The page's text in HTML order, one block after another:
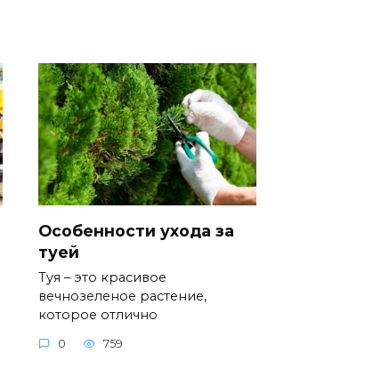
Особенности ухода за
туей
Туя – это красивое
вечнозеленое растение,
которое отлично
0 759